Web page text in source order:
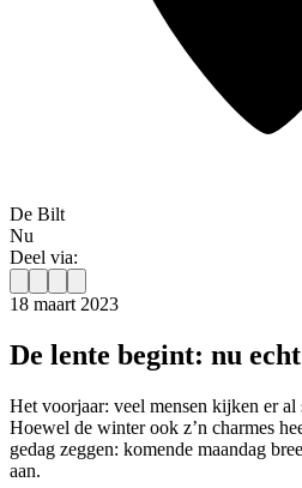
De Bilt
Nu
Deel via:
18 maart 2023
De lente begint: nu echt
Het voorjaar: veel mensen kijken er al
Hoewel de winter ook z’n charmes
gedag zeggen: komende maandag
aan.